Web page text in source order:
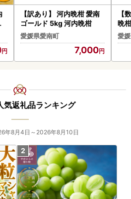
【訳あり】 河内晩柑 愛南
ゴールド 5kg 河内晩柑
愛媛県愛南町
7,000
【
晩
）
愛
気返礼品ランキング
年8月4日～2026年8月10日